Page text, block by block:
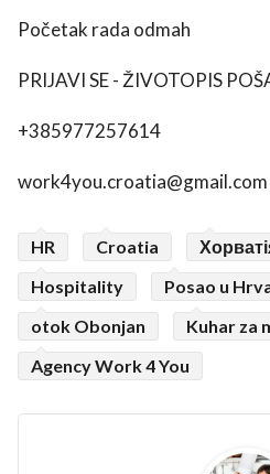
Početak rada odmah
PRIJAVI SE - ŽIVOTOPIS
+385977257614
work4you.croatia@gmail.com
HR Croatia
Hospitality
Posao u
otok Obonjan
Kuhar za
Agency Work 4 You